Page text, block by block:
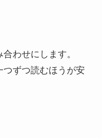
わせにします。
ずつ読むほうが安